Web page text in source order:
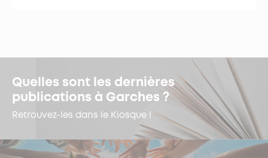
Quelles sont les dernières
publications à Garches ?
Retrouvez-les dans le Kiosque !